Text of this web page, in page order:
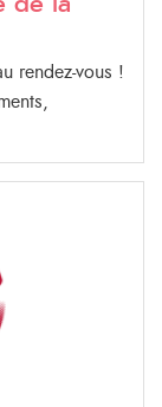
rendez-vous !